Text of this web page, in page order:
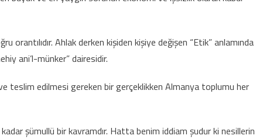
Ahlak derken kişiden kişiye değişen “Etik” anlamında
ani’l-münker” dairesidir.
teslim edilmesi gereken bir gerçeklikken Almanya toplumu her
şümullü bir kavramdır. Hatta benim iddiam şudur ki nesillerin